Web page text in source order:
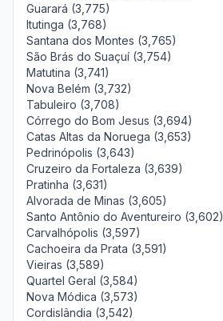
Guarará (3,775)
Itutinga (3,768)
Santana dos Montes (3,765)
São Brás do Suaçuí (3,754)
Matutina (3,741)
Nova Belém (3,732)
Tabuleiro (3,708)
Córrego do Bom Jesus (3,694)
Catas Altas da Noruega (3,653)
Pedrinópolis (3,643)
Cruzeiro da Fortaleza (3,639)
Pratinha (3,631)
Alvorada de Minas (3,605)
Santo Antônio do Aventureiro (3,602)
Carvalhópolis (3,597)
Cachoeira da Prata (3,591)
Vieiras (3,589)
Quartel Geral (3,584)
Nova Módica (3,573)
Cordislândia (3,542)